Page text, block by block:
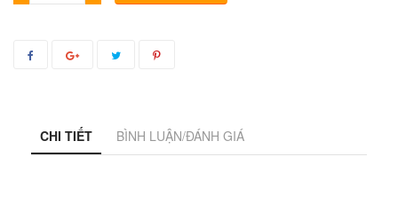
CHI TIẾT BÌNH LUẬN/ĐÁNH GIÁ